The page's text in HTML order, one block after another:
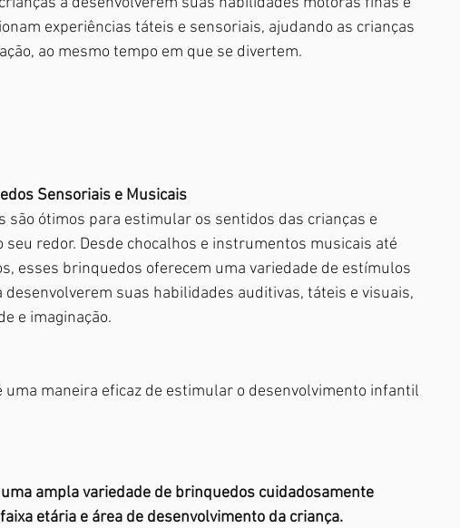
experiências táteis e sensoriais, ajudando as crianças
ao mesmo tempo em que se divertem.
Sensoriais e Musicais
são ótimos para estimular os sentidos das crianças e
seu redor. Desde chocalhos e instrumentos musicais até
esses brinquedos oferecem uma variedade de estímulos
suas habilidades auditivas, táteis e visuais,
e imaginação.
maneira eficaz de estimular o desenvolvimento infantil
ampla variedade de brinquedos cuidadosamente
etária e área de desenvolvimento da criança.